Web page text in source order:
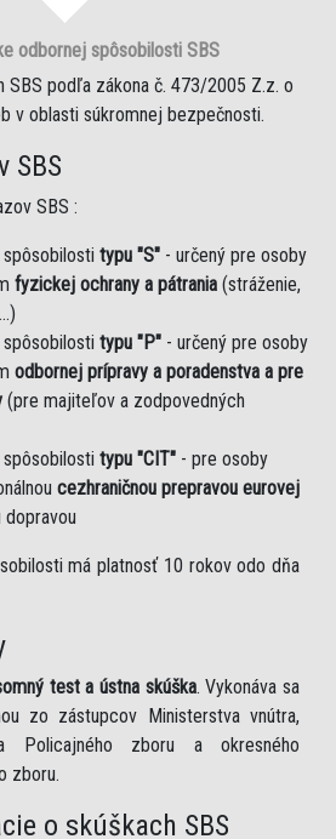
odbornej spôsobilosti SBS
SBS podľa zákona č. 473/2005 Z.z. o
v oblasti súkromnej bezpečnosti.
SBS
SBS :
typu "S" - určený pre osoby
fyzickej ochrany a pátrania (stráženie,
typu "P" - určený pre osoby
odbornej prípravy a poradenstva a pre
(pre majiteľov a zodpovedných
typu "CIT" - pre osoby
cezhraničnou prepravou eurovej
má platnosť 10 rokov odo dňa
test a ústna skúška. Vykonáva sa
zo zástupcov Ministerstva vnútra,
Policajného zboru a okresného
zboru.
o skúškach SBS